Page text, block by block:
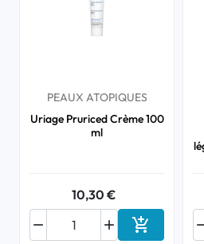
PEAUX ATOPIQUES
Uriage Pruriced Crème 100
ml
10,30 €

 Ajouter au